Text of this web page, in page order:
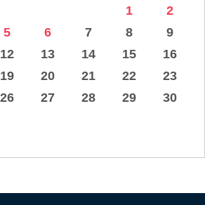
1
2
5 6 7 8
9
12 13 14 15
16
19 20 21 22
23
26 27 28 29
30